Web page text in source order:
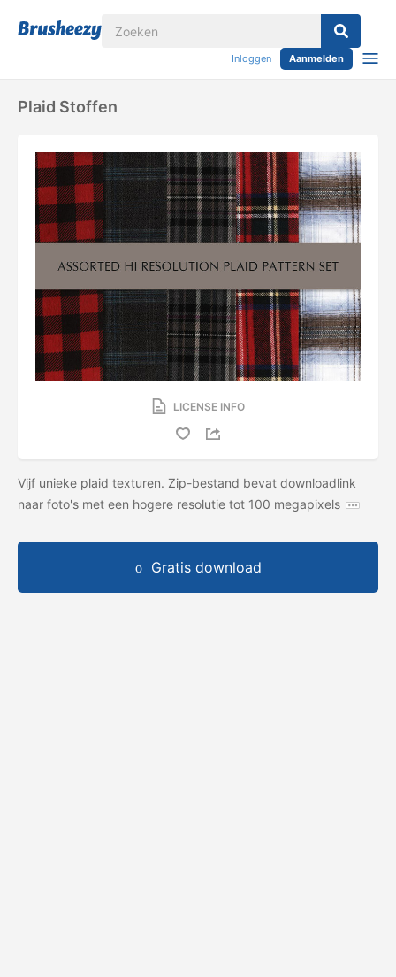
Inloggen Aanmelden
Plaid Stoffen
LICENSE INFO
Vijf unieke plaid texturen. Zip-bestand bevat downloadlink
naar foto's met een hogere resolutie tot 100 megapixels
Gratis download